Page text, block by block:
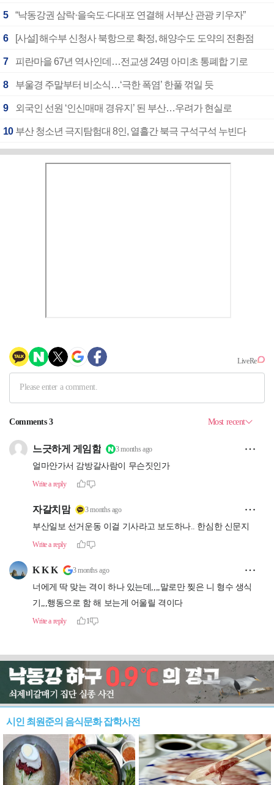
5 “낙동강권 삼락·을숙도·다대포 연결해 서부산 관광 키우자”
6 [사설] 해수부 신청사 북항으로 확정, 해양수도 도약의 전환점
7 피란마을 67년 역사인데…전교생 24명 아미초 통폐합 기로
8 부울경 주말부터 비소식…‘극한 폭염’ 한풀 꺾일 듯
9 외국인 선원 ‘인신매매 경유지’ 된 부산…우려가 현실로
10 부산 청소년 극지탐험대 8인, 열흘간 북극 구석구석 누빈다
시인 최원준의 음식문화 잡학사전